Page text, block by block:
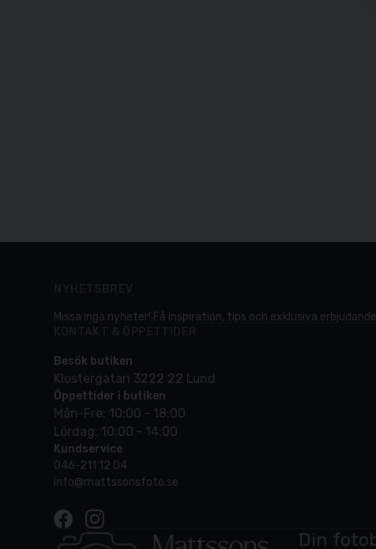
Missa inga nyheter! Få inspiration, tips och exklusiva
Besök butiken
Klostergatan 3222 22 Lund
Öppettider i butiken
Mån-Fre: 10:00 - 18:00
Lördag: 10:00 - 14:00
Kundservice
046-211 12 04
info@mattssonsfoto.se
Din